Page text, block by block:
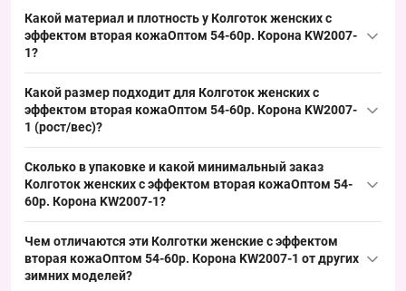
60р.
KW2007-1 можно упаковкой из Одессы 7КМ; это
зимняя модель с универсальным размером 54–60, которая
оборот товара на точках продаж.
Какой материал и плотность у Колготок женских с
эффектом вторая кожаОптом 54-60р. Корона KW2007-
1?
состав для термо-моделей: микрофибра или плотный трикотаж
с добавлением эластана, плотность — зимний класс,
удерживает тепло и обеспечивает стабильный спрос в
холодный сезон.
Какой размер подходит для Колготок женских с
эффектом вторая кожаОптом 54-60р. Корона KW2007-
1 (рост/вес)?
ориентировочно соответствует числовым размерам 4–5:
подходит для роста 170–176 см и веса 86–100+ кг, что
добавляет ходовой товар в сезонные закупки.
Сколько в упаковке и какой минимальный заказ
Колготок женских с эффектом вторая кожаОптом 54-
60р. Корона KW2007-1?
заказ — заказать упаковкой. Формат упаковки делает закупку
выгодной для розничных магазинов и рынков, упрощает
Чем отличаются эти Колготки женские с эффектом
вторая кожаОптом 54-60р. Корона KW2007-1 от других
зимних моделей?